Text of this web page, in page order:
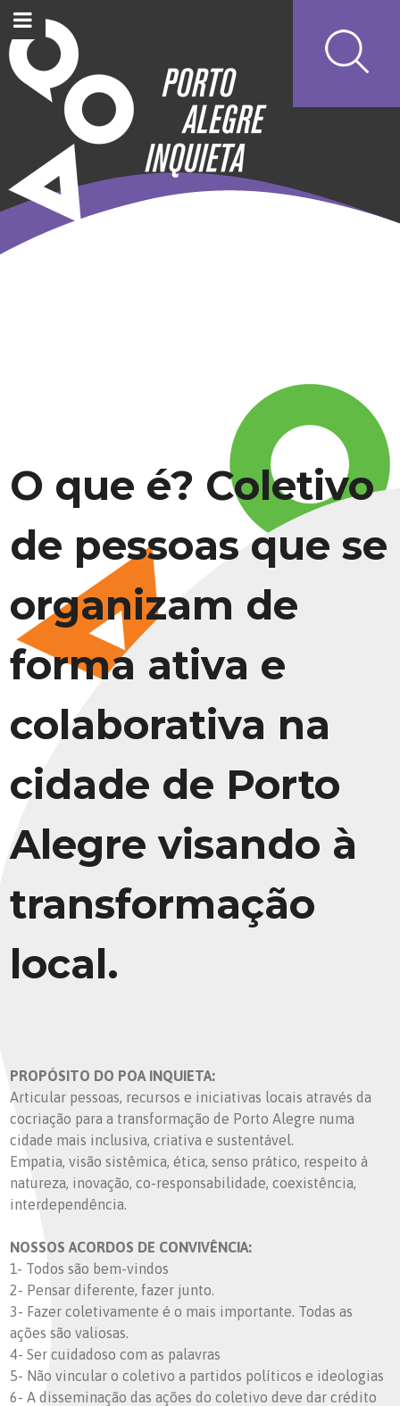
O que é? Coletivo
de pessoas que se
organizam de
forma ativa e
colaborativa na
cidade de Porto
Alegre visando à
transformação
local.
PROPÓSITO DO POA INQUIETA:
Articular pessoas, recursos e iniciativas locais através da
cocriação para a transformação de Porto Alegre numa
cidade mais inclusiva, criativa e sustentável.
Empatia, visão sistêmica, ética, senso prático, respeito à
natureza, inovação, co-responsabilidade, coexistência,
interdependência.
NOSSOS ACORDOS DE CONVIVÊNCIA:
1- Todos são bem-vindos
2- Pensar diferente, fazer junto.
3- Fazer coletivamente é o mais importante. Todas as
ações são valiosas.
4- Ser cuidadoso com as palavras
5- Não vincular o coletivo a partidos políticos e ideologias
6- A disseminação das ações do coletivo deve dar crédito